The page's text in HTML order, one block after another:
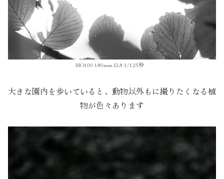
ISO100 180mm f2.8 1/125秒
大きな園内を歩いていると、動物以外もに撮りたくなる植
物が色々あります